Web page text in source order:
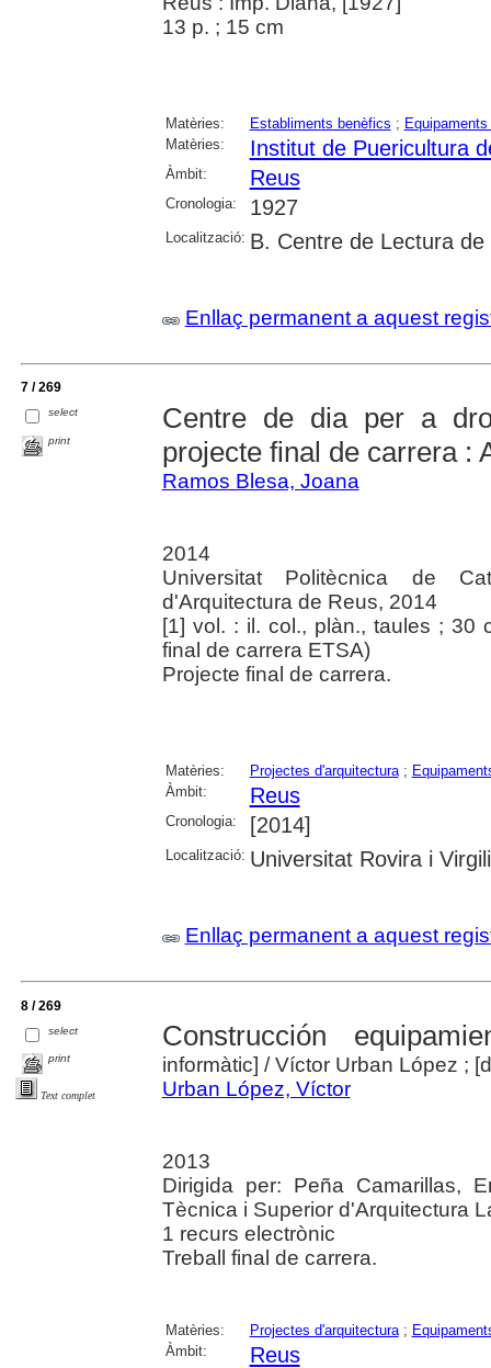
13 p. ; 15 cm
Matèries: Establiments benèfics ;
Matèries:
Institut de Puericultura
Àmbit: Reus
Cronologia: 1927
Localització: B. Centre de Lectura de
Enllaç permanent a aquest
7 / 269
select
print
Centre de dia per a
projecte final de carrera :
Ramos Blesa, Joana
2014
Universitat Politècnica de
d'Arquitectura de Reus, 2014
[1] vol. : il. col., plàn., taules ; 30
final de carrera ETSA)
Projecte final de carrera.
Matèries: Projectes d'arquitectura;
Àmbit:
Reus
Cronologia: [2014]
Localització: Universitat Rovira i Virgili
Enllaç permanent a aquest
8 / 269
select
print
Text complet
Construcción
informàtic] / Víctor Urban López ;
Urban López, Víctor
2013
Dirigida per: Peña Camarillas,
Tècnica i Superior d'Arquitectura
1 recurs electrònic
Treball final de carrera.
Matèries: Projectes d'arquitectura;
Àmbit:
Reus